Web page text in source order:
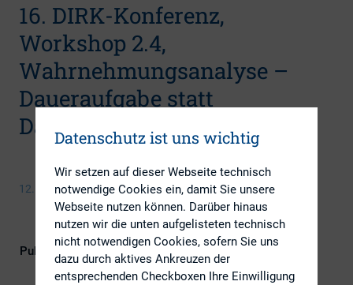
16. DIRK-Konferenz,
Workshop 2.4,
Wahrnehmungsanalyse –
Daueraufgabe statt
Dauerthema
12. Juni 2013
Publikationsform DIRK-Publikationen
Datenschutz ist uns wichtig
Wir setzen auf dieser Webseite technisch
notwendige Cookies ein, damit Sie unsere
Webseite nutzen können. Darüber hinaus
nutzen wir die unten aufgelisteten technisch
nicht notwendigen Cookies, sofern Sie uns
dazu durch aktives Ankreuzen der
entsprechenden Checkboxen Ihre Einwilligung